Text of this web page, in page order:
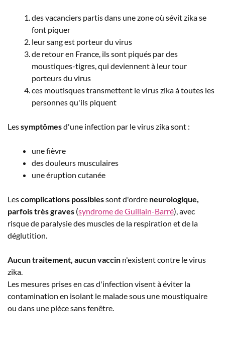
des vacanciers partis dans une zone où sévit zika se
font piquer
leur sang est porteur du virus
de retour en France, ils sont piqués par des
moustiques-tigres, qui deviennent à leur tour
porteurs du virus
ces moutisques transmettent le virus zika à toutes les
personnes qu'ils piquent
Lessymptômesd'une infection par le viruszikasont :
une fièvre
des douleurs musculaires
une éruption cutanée
Lescomplications possiblessont d'ordre neurologique,
parfois très graves (syndrome de Guillain-Barré), avec
risque de paralysie des muscles de la respiration et de la
déglutition.
Aucun traitement, aucun vaccin n'existent contre le virus
zika.
Les mesures prises en cas d'infection visent à éviter la
contamination en isolant le malade sous une moustiquaire
ou dans une pièce sans fenêtre.